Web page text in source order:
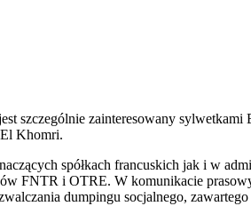
szczególnie zainteresowany sylwetkami
Khomri.
spółkach francuskich jak i w
FNTR i OTRE. W komunikacie
dumpingu socjalnego,